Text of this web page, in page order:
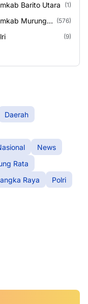
Barito Utara (1)
Murung
(576)
(9)
Daerah
News
Rata
Raya
Polri